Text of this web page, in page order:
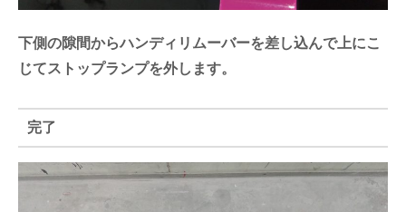
下側の隙間からハンディリムーバーを差し込んで上にこ
じてストップランプを外します。
完了